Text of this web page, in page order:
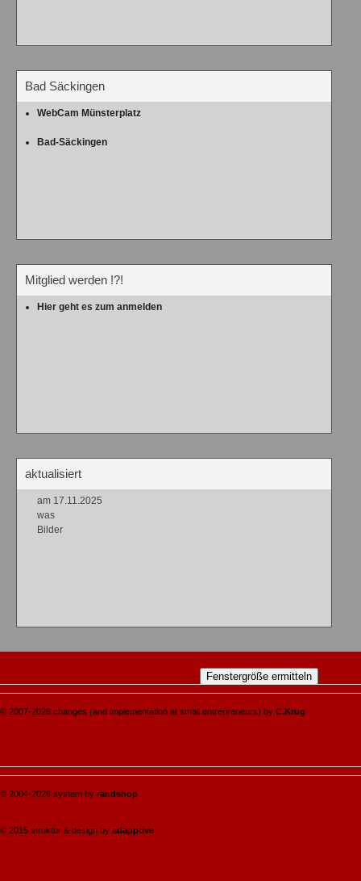
Bad Säckingen
WebCam Münsterplatz
Bad-Säckingen
Mitglied werden !?!
Hier geht es zum anmelden
aktualisiert
am 17.11.2025
was
Bilder
© 2007-2026 changes (and implementation at small entrepreneurs) by C.Krug
© 2004-2026 system by randshop
© 2015 struktur & design by adapptive